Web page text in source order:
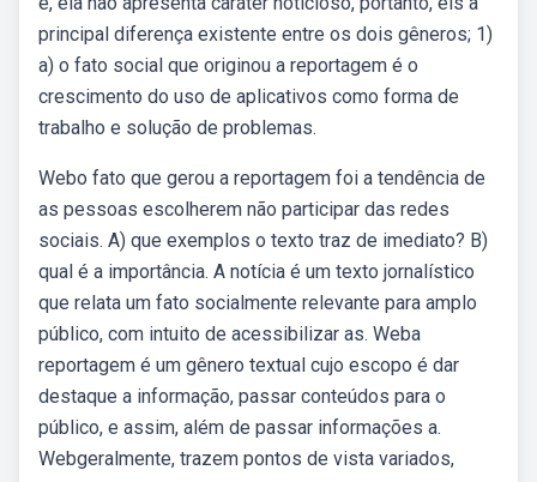
principal diferença existente entre os dois gêneros; 1)
a) o fato social que originou a reportagem é o
crescimento do uso de aplicativos como forma de
trabalho e solução de problemas.
Webo fato que gerou a reportagem foi a tendência de
as pessoas escolherem não participar das redes
sociais. A) que exemplos o texto traz de imediato? B)
qual é a importância. A notícia é um texto jornalístico
que relata um fato socialmente relevante para amplo
público, com intuito de acessibilizar as. Weba
reportagem é um gênero textual cujo escopo é dar
destaque a informação, passar conteúdos para o
público, e assim, além de passar informações a.
Webgeralmente, trazem pontos de vista variados,